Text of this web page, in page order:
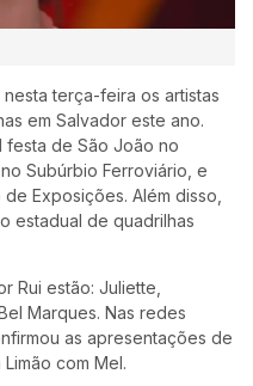
terça-feira os artistas
em Salvador este ano.
festa de São João no
Subúrbio Ferroviário, e
Exposições. Além disso,
estadual de quadrilhas
Rui estão: Juliette,
Marques. Nas redes
as apresentações de
com Mel.